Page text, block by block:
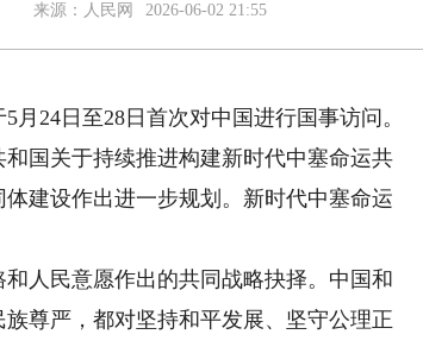
来源： 人民网 2026-06-02 21:55
24日至28日首次对中国进行国事访问。
国关于持续推进构建新时代中塞命运共
建设作出进一步规划。新时代中塞命运
人民意愿作出的共同战略抉择。中国和
尊严，都对坚持和平发展、坚守公理正